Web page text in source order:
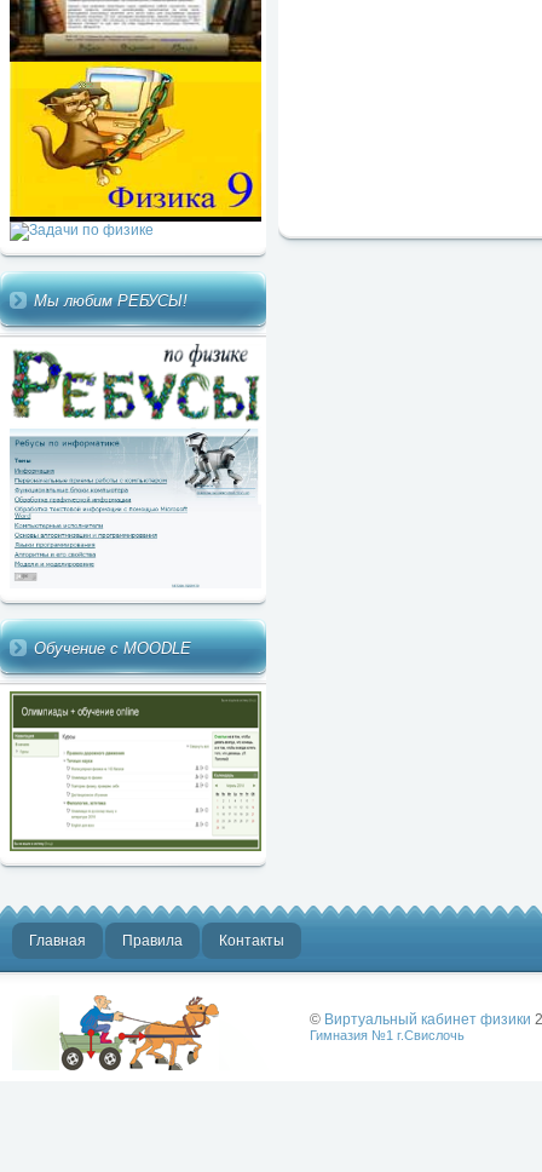
Мы любим РЕБУСЫ!
Обучение с MOODLE
Главная Правила Контакты
© Виртуальный кабинет физики
Гимназия №1 г.Свислочь